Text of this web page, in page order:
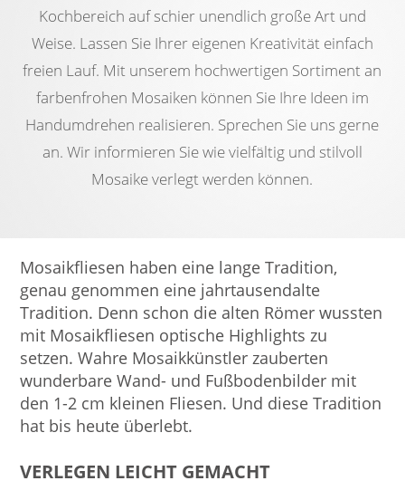
Kochbereich auf schier unendlich große Art und
Weise. Lassen Sie Ihrer eigenen Kreativität einfach
freien Lauf. Mit unserem hochwertigen Sortiment an
farbenfrohen Mosaiken können Sie Ihre Ideen im
Handumdrehen realisieren. Sprechen Sie uns gerne
an. Wir informieren Sie wie vielfältig und stilvoll
Mosaike verlegt werden können.
Mosaikfliesen haben eine lange Tradition,
genau genommen eine jahrtausendalte
Tradition. Denn schon die alten Römer wussten
mit Mosaikfliesen optische Highlights zu
setzen. Wahre Mosaikkünstler zauberten
wunderbare Wand- und Fußbodenbilder mit
den 1-2 cm kleinen Fliesen. Und diese Tradition
hat bis heute überlebt.
VERLEGEN LEICHT GEMACHT